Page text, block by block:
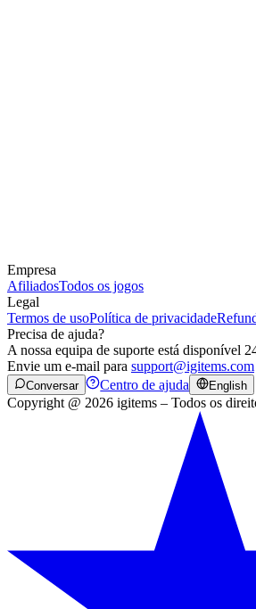
Empresa
AfiliadosTodos os jogos
Legal
Termos de usoPolítica de privacidade
Precisa de ajuda?
A nossa equipa de suporte está disponível
Envie um e-mail para support@igitems.com
Conversar Centro de ajuda English
Copyright @ 2026 igitems – Todos os